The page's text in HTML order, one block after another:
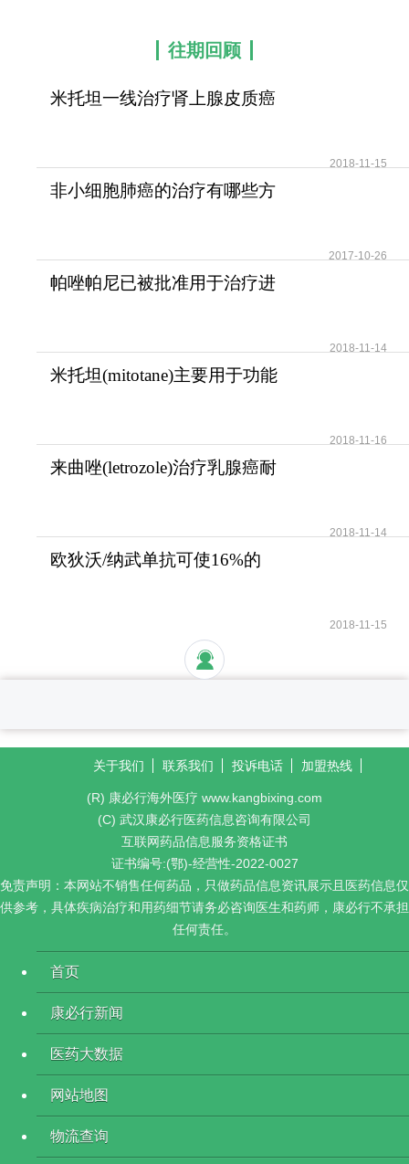
往期回顾
米托坦一线治疗肾上腺皮质癌
2018-11-15
非小细胞肺癌的治疗有哪些方
2017-10-26
帕唑帕尼已被批准用于治疗进
2018-11-14
米托坦(mitotane)主要用于功能
2018-11-16
来曲唑(letrozole)治疗乳腺癌耐
2018-11-14
欧狄沃/纳武单抗可使16%的
2018-11-15
关于我们 联系我们 投诉电话 加盟热线
(R) 康必行海外医疗 www.kangbixing.com
(C) 武汉康必行医药信息咨询有限公司
互联网药品信息服务资格证书
证书编号:(鄂)-经营性-2022-0027
免责声明：本网站不销售任何药品，只做药品信息资讯展示且医药信息仅
供参考，具体疾病治疗和用药细节请务必咨询医生和药师，康必行不承担
任何责任。
首页
康必行新闻
医药大数据
网站地图
物流查询